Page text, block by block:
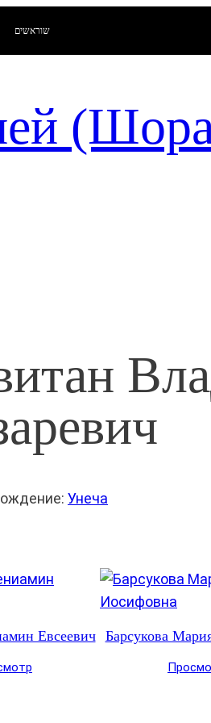
שוראשים
Унеча
Евсеевич Барсукова